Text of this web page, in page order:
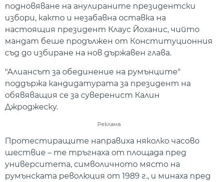
подновяване на анулираните президентски
избори, както и незабавна оставка на
настоящия президент Клаус Йоханис, чийто
мандат беше продължен от Конституционния
съд до избиране на нов държавен глава.
"Алиансът за обединение на румънците"
поддържа кандидатурата за президент на
обявяващия се за суверенист Калин
Джроджеску.
Реклама
Протестиращите направиха няколко часово
шествие – те тръгнаха от площада пред
университета, символичното място на
румънската революция от 1989 г., и минаха пред